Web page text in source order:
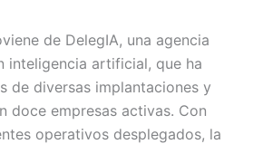
de DelegIA, una agencia
inteligencia artificial, que ha
de diversas implantaciones y
doce empresas activas. Con
operativos desplegados, la